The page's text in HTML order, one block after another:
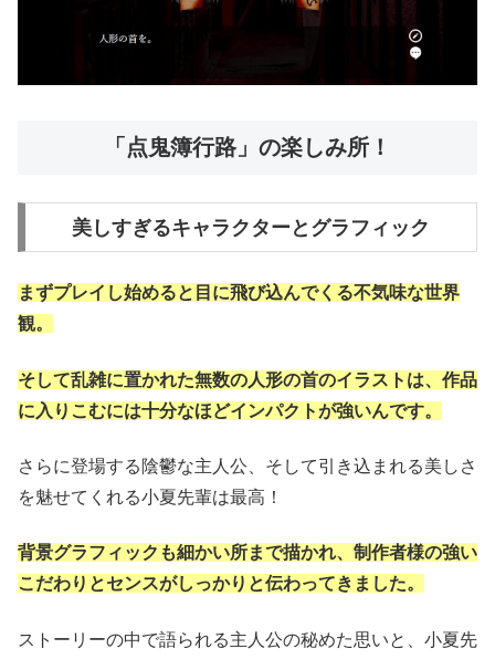
「点鬼簿行路」の楽しみ所！
美しすぎるキャラクターとグラフィック
まずプレイし始めると目に飛び込んでくる不気味な世界
観。
そして乱雑に置かれた無数の人形の首のイラストは、作品
に入りこむには十分なほどインパクトが強いんです。
さらに登場する陰鬱な主人公、そして引き込まれる美しさ
を魅せてくれる小夏先輩は最高！
背景グラフィックも細かい所まで描かれ、制作者様の強い
こだわりとセンスがしっかりと伝わってきました。
ストーリーの中で語られる主人公の秘めた思いと、小夏先